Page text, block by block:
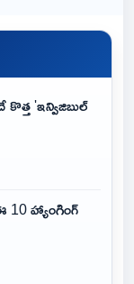
'ఇన్విజిబుల్
10 హ్యాంగింగ్